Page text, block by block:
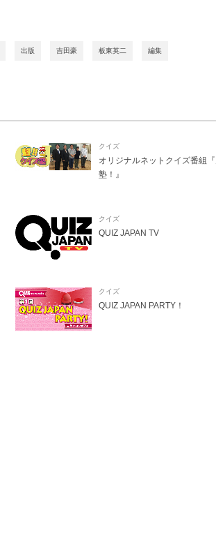
出版 吉田豪 板東英二 編集
クイズ
オリジナルネットクイズ番組
塾！』
クイズ
QUIZ JAPAN TV
クイズ
QUIZ JAPAN PARTY！